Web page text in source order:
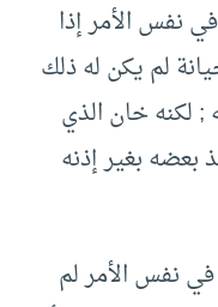
نفس الأمر إذا
لم يكن له ذلك
لكنه خان الذي
بعضه بغير إذنه
نفس الأمر لم